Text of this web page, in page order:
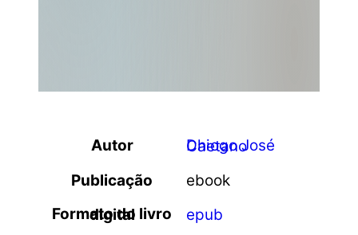
Autor
Dhiogo José Caetano
Publicação
ebook
Formato do livro digital
epub